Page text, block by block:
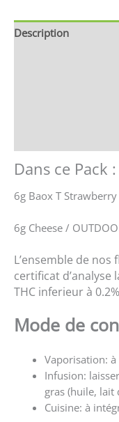
Description
Dans ce Pack :
6g Baox T
6g Cheese /
L’ensemble de
certificat
THC inferieur à
Mode de
Vaporisation:
Infusion:
gras (huile, lait
Cuisine: à